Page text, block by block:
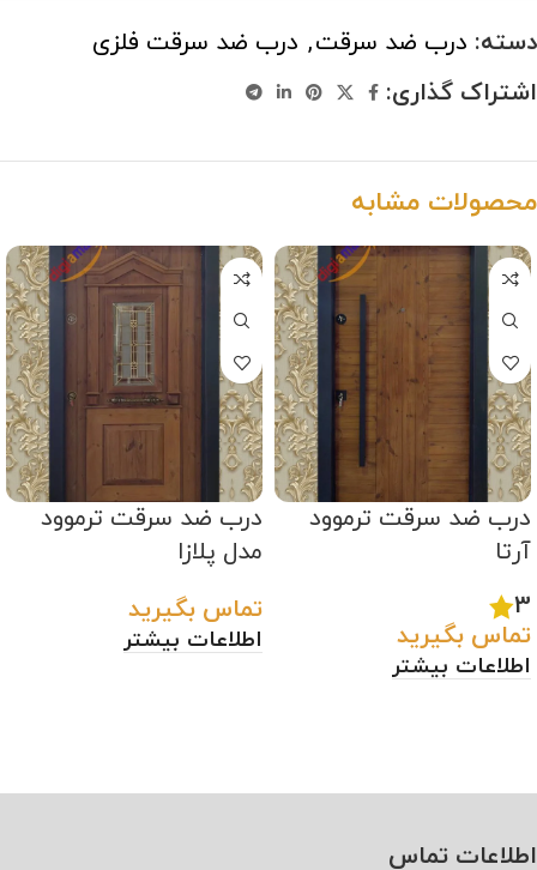
دسته: درب ضد سرقت, درب ضد سرقت فلزی
اشتراک گذاری:
محصولات مشابه
درب ضد سرقت ترموود
آرتا
3
تماس بگیرید
اطلاعات بیشتر
درب ضد سرقت ترموود
مدل پلازا
تماس بگیرید
اطلاعات بیشتر
اطلاعات تماس